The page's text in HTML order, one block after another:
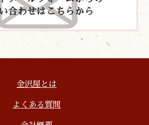
合わせはこちらから
金沢屋とは
よくある質問